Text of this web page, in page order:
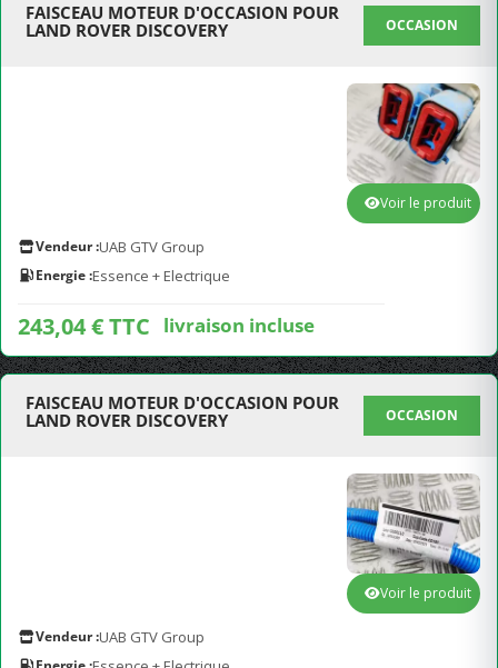
FAISCEAU MOTEUR D'OCCASION POUR
LAND ROVER DISCOVERY
OCCASION
Vendeur :UAB GTV Group
Energie :Essence + Electrique
243,04 € TTC livraison incluse
Voir le produit
FAISCEAU MOTEUR D'OCCASION POUR
LAND ROVER DISCOVERY
OCCASION
Vendeur :UAB GTV Group
Voir le produit